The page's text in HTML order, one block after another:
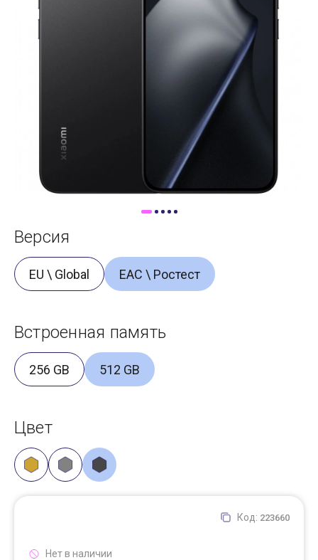
Самовывоз
Версия
EU \ Global ЕАС \ Ростест
Встроенная память
256 GB 512 GB
Цвет
Код: 223660
Нет в наличии